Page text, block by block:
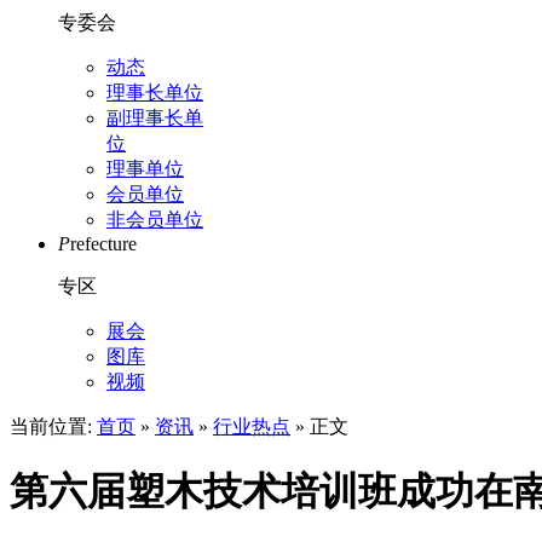
专委会
动态
理事长单位
副理事长单
位
理事单位
会员单位
非会员单位
Prefecture
专区
展会
图库
视频
当前位置: 首页 » 资讯 » 行业热点 » 正文
第六届塑木技术培训班成功在